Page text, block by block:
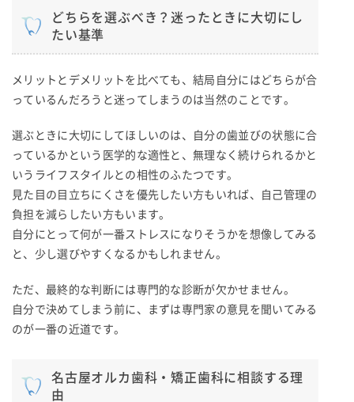
どちらを選ぶべき？迷ったときに大切にし
たい基準
メリットとデメリットを比べても、結局自分にはどちらが合
っているんだろうと迷ってしまうのは当然のことです。
選ぶときに大切にしてほしいのは、自分の歯並びの状態に合
っているかという医学的な適性と、無理なく続けられるかと
いうライフスタイルとの相性のふたつです。
見た目の目立ちにくさを優先したい方もいれば、自己管理の
負担を減らしたい方もいます。
自分にとって何が一番ストレスになりそうかを想像してみる
と、少し選びやすくなるかもしれません。
ただ、最終的な判断には専門的な診断が欠かせません。
自分で決めてしまう前に、まずは専門家の意見を聞いてみる
のが一番の近道です。
名古屋オルカ歯科・矯正歯科に相談する理
由